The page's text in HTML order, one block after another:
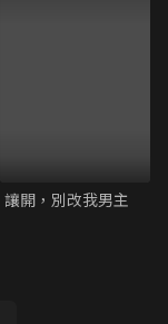
讓開，別改我男主